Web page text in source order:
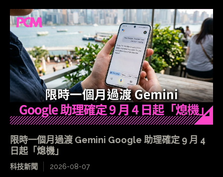
限時一個月過渡 Gemini Google 助理確定 9 月 4
日起「熄機」
科技新聞 2026-08-07